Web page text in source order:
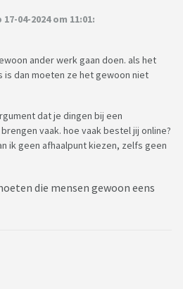
04-2024 om 11:01:
ander werk gaan doen. als het
is dan moeten ze het gewoon niet
dat je dingen bij een
vaak. hoe vaak bestel jij online?
ik geen afhaalpunt kiezen, zelfs geen
die mensen gewoon eens